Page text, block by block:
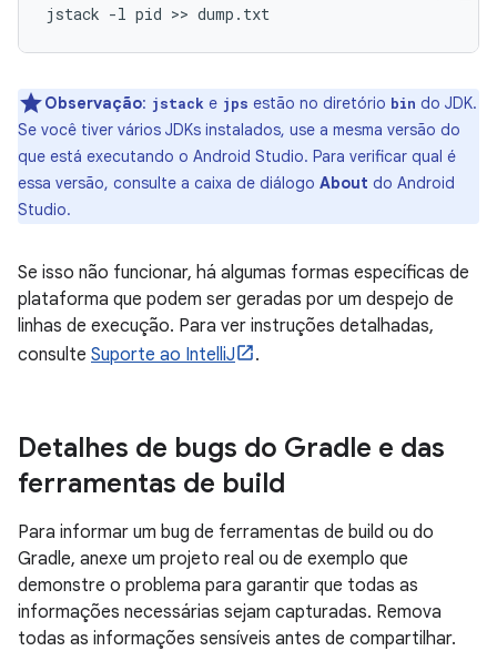
Observação: jstack e jps estão no diretório bin do JDK.
Se você tiver vários JDKs instalados, use a mesma versão do
que está executando o Android Studio. Para verificar qual é
essa versão, consulte a caixa de diálogo About do Android
Studio.
Se isso não funcionar, há algumas formas específicas de
plataforma que podem ser geradas por um despejo de
linhas de execução. Para ver instruções detalhadas,
consulte Suporte ao IntelliJ .
Detalhes de bugs do Gradle e das
ferramentas de build
Para informar um bug de ferramentas de build ou do
Gradle, anexe um projeto real ou de exemplo que
demonstre o problema para garantir que todas as
informações necessárias sejam capturadas. Remova
todas as informações sensíveis antes de compartilhar.